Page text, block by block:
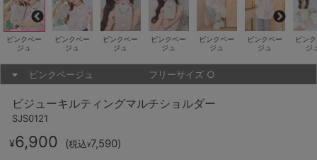
ピンクベー
ジュ
ピンクベー
ジュ
ピンクベー
ジュ
ピンクベー
ジュ
ピンクベー
ジュ
ピンクベー
ジュ
ピン
ジ
ピンクベージュ フリーサイズ ○
ビジューキルティングマルチショルダー
SJS0121
¥6,900 (税込¥7,590)